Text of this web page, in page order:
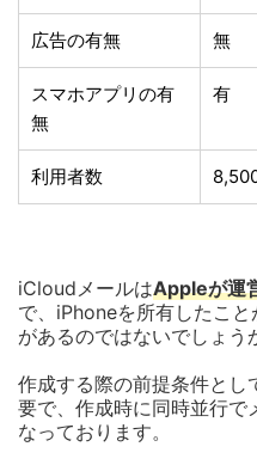
広告の有無 無
スマホアプリの有
無
有
利用者数
iCloudメールはAppleが運
で、iPhoneを所有したこ
があるのではないでしょう
作成する際の前提条件と
要で、作成時に同時並行で
なっております。